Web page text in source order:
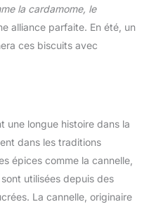
la cardamome, le
alliance parfaite. En été, un
ces biscuits avec
une longue histoire dans la
dans les traditions
épices comme la cannelle,
utilisées depuis des
La cannelle, originaire